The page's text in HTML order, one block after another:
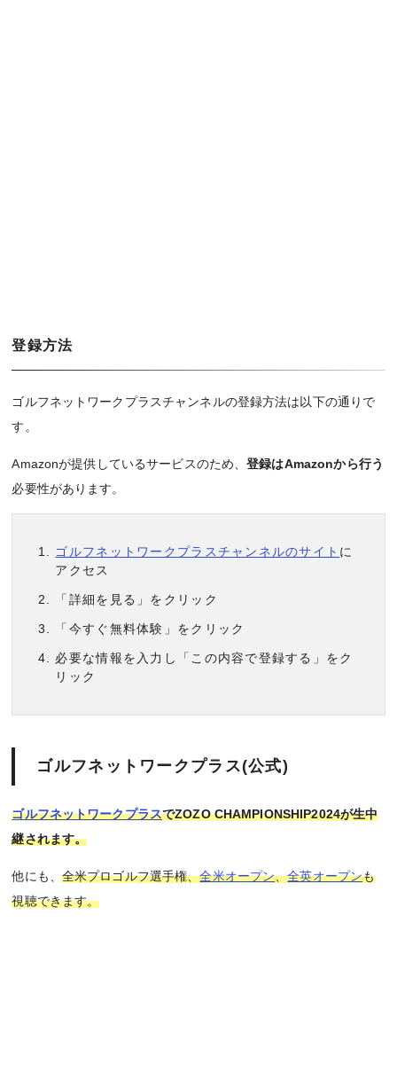
登録方法
ゴルフネットワークプラスチャンネルの登録方法は以下の通りで
す。
Amazonが提供しているサービスのため、登録はAmazonから行う
必要性があります。
ゴルフネットワークプラスチャンネルのサイト に
アクセス
「詳細を見る」をクリック
「今すぐ無料体験」をクリック
必要な情報を入力し「この内容で登録する」をク
リック
ゴルフネットワークプラス(公式)
ゴルフネットワークプラスでZOZO CHAMPIONSHIP2024が生中
継されます。
他にも、 全米プロゴルフ選手権、全米オープン、全英オープンも
視聴できます。